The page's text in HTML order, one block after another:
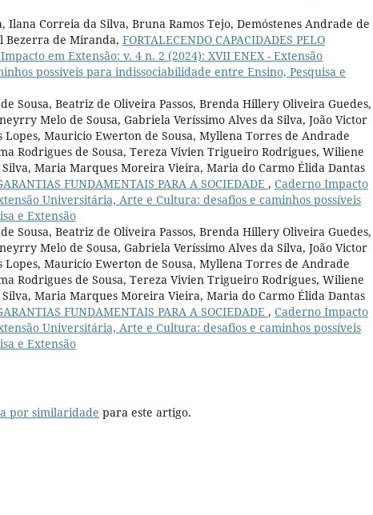
Correia da Silva, Bruna Ramos Tejo, Demóstenes Andrade de
Bezerra de Miranda, FORTALECENDO CAPACIDADES PELO
em Extensão: v. 4 n. 2 (2024): XVII ENEX - Extensão
possíveis para indissociabilidade entre Ensino, Pesquisa e
Sousa, Beatriz de Oliveira Passos, Brenda Hillery Oliveira Guedes,
Melo de Sousa, Gabriela Veríssimo Alves da Silva, João Victor
Mauricio Ewerton de Sousa, Myllena Torres de Andrade
Rodrigues de Sousa, Tereza Vivien Trigueiro Rodrigues, Wiliene
Maria Marques Moreira Vieira, Maria do Carmo Élida Dantas
FUNDAMENTAIS PARA A SOCIEDADE , Caderno Impacto
Universitária, Arte e Cultura: desafios e caminhos possíveis
e Extensão
Sousa, Beatriz de Oliveira Passos, Brenda Hillery Oliveira Guedes,
Melo de Sousa, Gabriela Veríssimo Alves da Silva, João Victor
Mauricio Ewerton de Sousa, Myllena Torres de Andrade
Rodrigues de Sousa, Tereza Vivien Trigueiro Rodrigues, Wiliene
Maria Marques Moreira Vieira, Maria do Carmo Élida Dantas
FUNDAMENTAIS PARA A SOCIEDADE , Caderno Impacto
Universitária, Arte e Cultura: desafios e caminhos possíveis
e Extensão
por similaridade para este artigo.